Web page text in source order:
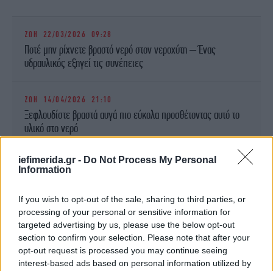
iefimerida.gr - Do Not Process My Personal
Information
If you wish to opt-out of the sale, sharing to third parties, or
processing of your personal or sensitive information for
targeted advertising by us, please use the below opt-out
section to confirm your selection. Please note that after your
opt-out request is processed you may continue seeing
interest-based ads based on personal information utilized by
ΖΩΗ 22/03/2026 09:28
Ποτέ μην ρίχνετε βραστό νερό στον νεροχύτη – Ένας
υδραυλικός εξηγεί τις συνέπειες
ΖΩΗ 14/04/2026 21:10
Ξεφλουδίστε βραστά αυγά πιο εύκολα προσθέτοντας αυτό το
υλικό στο νερό
Επίσης στο σπίτι, το νερό από τις πατάτες βοηθά
νερό αυτό και περάστε τα ασημικά, για να γίνουν
πιο λαμπερά. Το ίδιο ισχύει και για τα κρυστάλλινα
ποτήρια σας.
Σύμμαχος το νερό από τις πατάτες και στον κήπο